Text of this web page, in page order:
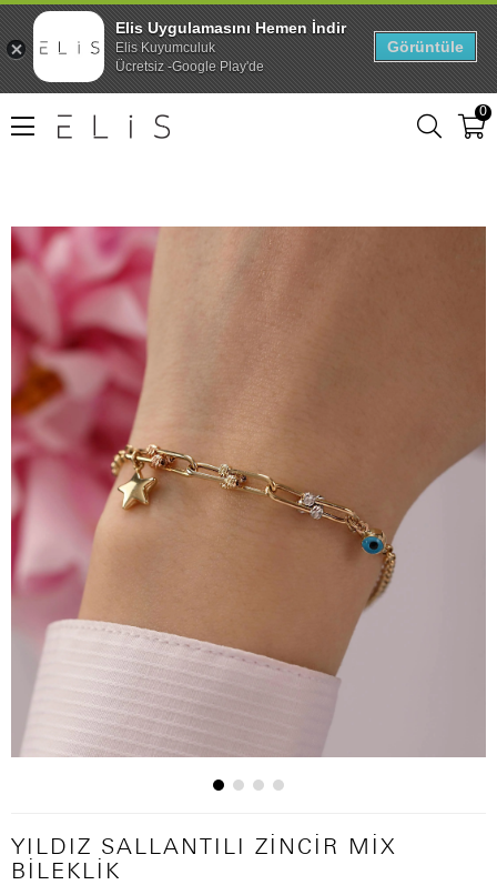
0
YILDIZ SALLANTILI ZINCIR MIX
BILEKLIK
Elis Uygulamasını Hemen İndir
Elis Kuyumculuk
Ücretsiz -Google Play'de
Görüntüle